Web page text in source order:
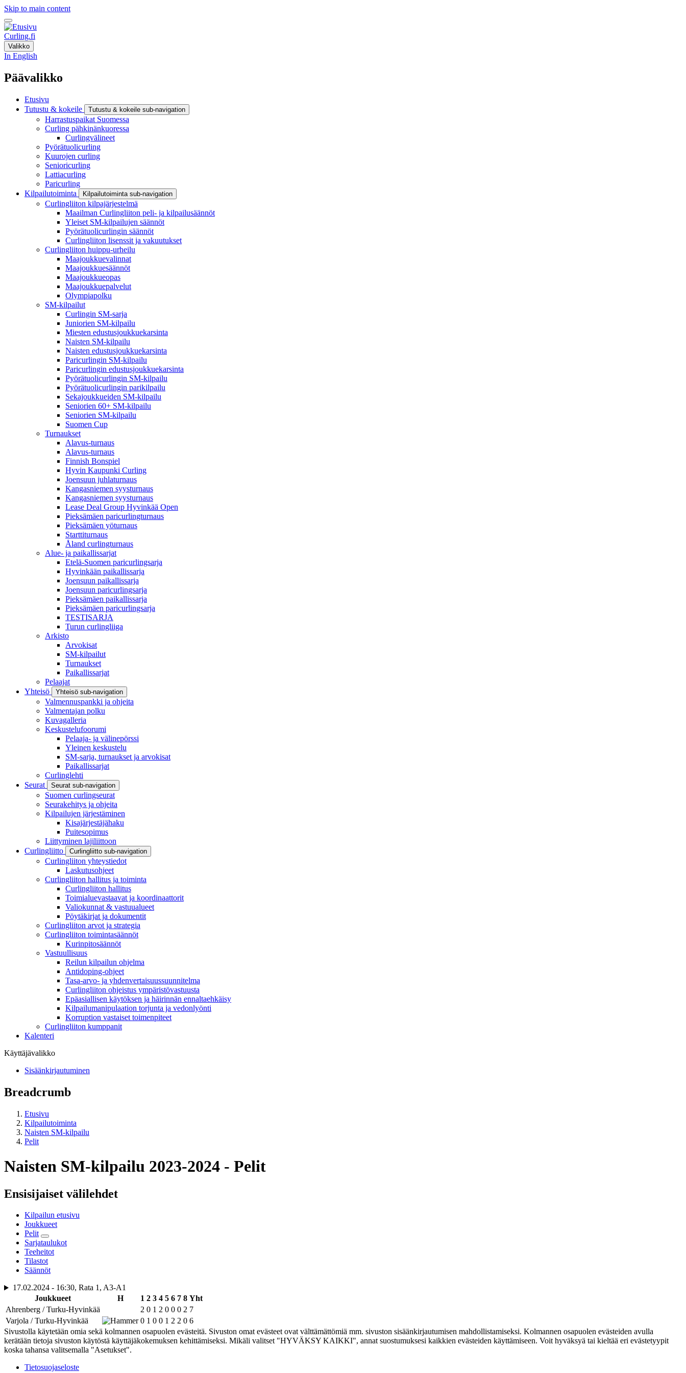
Skip to main content
Curling.fi
Valikko
In English
Päävalikko
Etusivu
Tutustu & kokeile
Tutustu & kokeile sub-navigation
Harrastuspaikat Suomessa
Curling pähkinänkuoressa
Curlingvälineet
Pyörätuolicurling
Kuurojen curling
Senioricurling
Lattiacurling
Paricurling
Kilpailutoiminta
Kilpailutoiminta sub-navigation
Curlingliiton kilpajärjestelmä
Maailman Curlingliiton peli- ja kilpailusäännöt
Yleiset SM-kilpailujen säännöt
Pyörätuolicurlingin säännöt
Curlingliiton lisenssit ja vakuutukset
Curlingliiton huippu-urheilu
Maajoukkuevalinnat
Maajoukkuesäännöt
Maajoukkueopas
Maajoukkuepalvelut
Olympiapolku
SM-kilpailut
Curlingin SM-sarja
Juniorien SM-kilpailu
Miesten edustusjoukkuekarsinta
Naisten SM-kilpailu
Naisten edustusjoukkuekarsinta
Paricurlingin SM-kilpailu
Paricurlingin edustusjoukkuekarsinta
Pyörätuolicurlingin SM-kilpailu
Pyörätuolicurlingin parikilpailu
Sekajoukkueiden SM-kilpailu
Seniorien 60+ SM-kilpailu
Seniorien SM-kilpailu
Suomen Cup
Turnaukset
Alavus-turnaus
Alavus-turnaus
Finnish Bonspiel
Hyvin Kaupunki Curling
Joensuun juhlaturnaus
Kangasniemen syysturnaus
Kangasniemen syysturnaus
Lease Deal Group Hyvinkää Open
Pieksämäen paricurlingturnaus
Pieksämäen yöturnaus
Starttiturnaus
Åland curlingturnaus
Alue- ja paikallissarjat
Etelä-Suomen paricurlingsarja
Hyvinkään paikallissarja
Joensuun paikallissarja
Joensuun paricurlingsarja
Pieksämäen paikallissarja
Pieksämäen paricurlingsarja
TESTISARJA
Turun curlingliiga
Arkisto
Arvokisat
SM-kilpailut
Turnaukset
Paikallissarjat
Pelaajat
Yhteisö
Yhteisö sub-navigation
Valmennuspankki ja ohjeita
Valmentajan polku
Kuvagalleria
Keskustelufoorumi
Pelaaja- ja välinepörssi
Yleinen keskustelu
SM-sarja, turnaukset ja arvokisat
Paikallissarjat
Curlinglehti
Seurat
Seurat sub-navigation
Suomen curlingseurat
Seurakehitys ja ohjeita
Kilpailujen järjestäminen
Kisajärjestäjähaku
Puitesopimus
Liittyminen lajiliittoon
Curlingliitto
Curlingliitto sub-navigation
Curlingliiton yhteystiedot
Laskutusohjeet
Curlingliiton hallitus ja toiminta
Curlingliiton hallitus
Toimialuevastaavat ja koordinaattorit
Valiokunnat & vastuualueet
Pöytäkirjat ja dokumentit
Curlingliiton arvot ja strategia
Curlingliiton toimintasäännöt
Kurinpitosäännöt
Vastuullisuus
Reilun kilpailun ohjelma
Antidoping-ohjeet
Tasa-arvo- ja yhdenvertaisuussuunnitelma
Curlingliiton ohjeistus ympäristövastuusta
Epäasiallisen käytöksen ja häirinnän ennaltaehkäisy
Kilpailumanipulaation torjunta ja vedonlyönti
Korruption vastaiset toimenpiteet
Curlingliiton kumppanit
Kalenteri
Käyttäjävalikko
Sisäänkirjautuminen
Breadcrumb
Etusivu
Kilpailutoiminta
Naisten SM-kilpailu
Pelit
Naisten SM-kilpailu 2023-2024 - Pelit
Ensisijaiset välilehdet
Kilpailun etusivu
Joukkueet
Pelit
Sarjataulukot
Teeheitot
Tilastot
Säännöt
17.02.2024 - 16:30, Rata 1, A3-A1
Joukkueet
H 1 2 3 4 5 6 7 8 Yht
Ahrenberg / Turku-Hyvinkää
2 0 1 2 0 0 0 2 7
Varjola / Turku-Hyvinkää
0 1 0 0 1 2 2 0 6
Sivustolla käytetään omia sekä kolmannen osapuolen evästeitä. Sivuston omat evästeet ovat välttämättömiä mm. sivuston sisäänkirjautumisen mahdollistamiseksi. Kolmannen osapuolen evästeiden avulla
kerätään tietoja sivuston käytöstä käyttäjäkokemuksen kehittämiseksi. Mikäli valitset "HYVÄKSY KAIKKI", annat suostumuksesi kaikkien evästeiden käyttämiseen. Voit hyväksyä tai kieltää eri evästetyypit
koska tahansa valitsemalla "Asetukset".
Tietosuojaseloste